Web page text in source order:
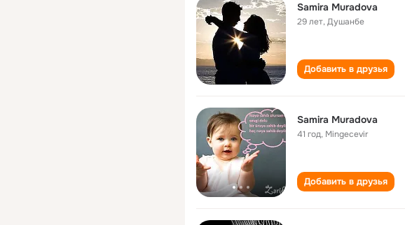
Samira Muradova
29 лет,Душанбе
Добавить в друзья
Samira Muradova
41 год, Mingecevir
Добавить в друзья